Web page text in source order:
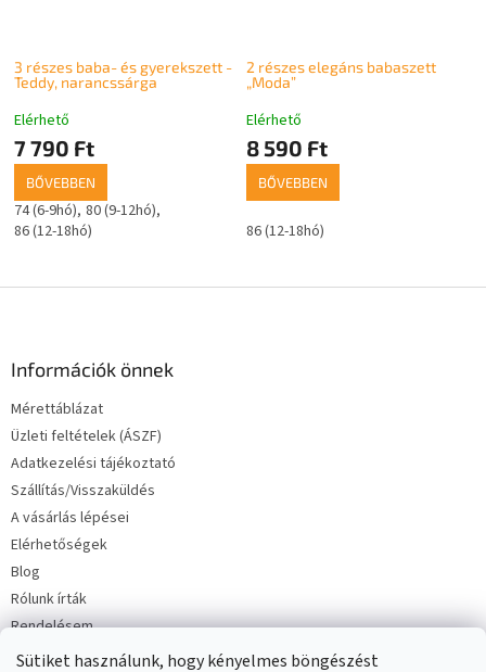
Sütiket használunk, hogy kényelmes böngészést
3 részes baba- és gyerekszett -
Teddy, narancssárga
Elérhető
7 790 Ft
BŐVEBBEN
74 (6-9hó) 80 (9-12hó)
86 (12-18hó)
2 részes elegáns babaszett
„Moda”
Elérhető
8 590 Ft
BŐVEBBEN
86 (12-18hó)
Információk önnek
Mérettáblázat
Üzleti feltételek (ÁSZF)
Adatkezelési tájékoztató
Szállítás/Visszaküldés
A vásárlás lépései
Elérhetőségek
Blog
Rólunk írták
Rendelésem